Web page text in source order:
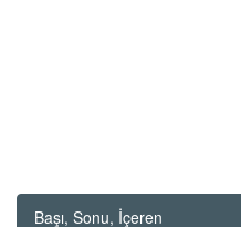
Başı, Sonu, İçeren